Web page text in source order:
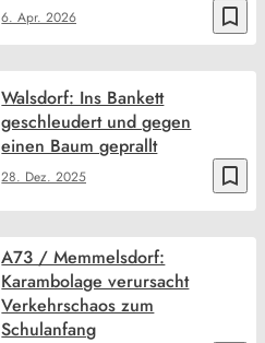
bookmark_border
6. Apr. 2026
bookmark_border
28. Dez. 2025
Walsdorf: Ins Bankett
geschleudert und gegen
einen Baum geprallt
A73 / Memmelsdorf:
Karambolage verursacht
Verkehrschaos zum
Schulanfang